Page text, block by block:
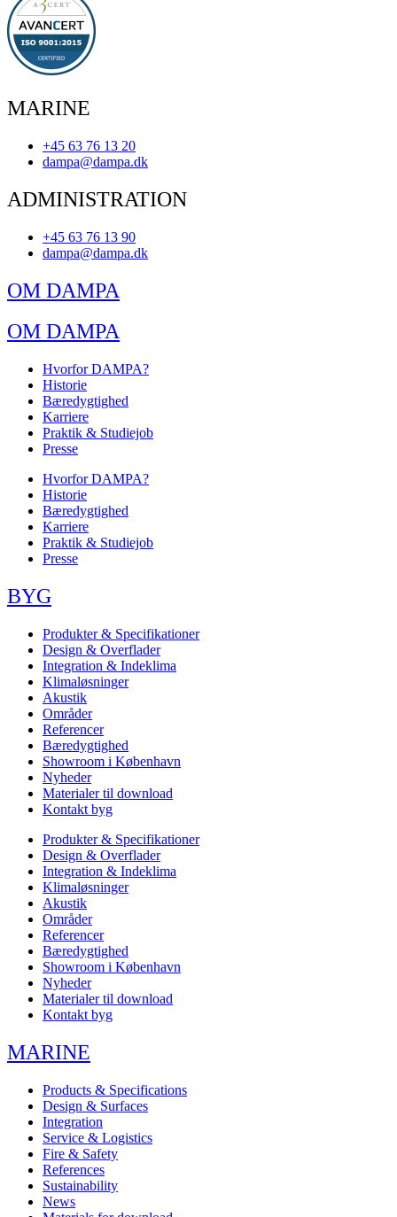
MARINE
+45 63 76 13 20
dampa@dampa.dk
ADMINISTRATION
+45 63 76 13 90
dampa@dampa.dk
OM DAMPA
OM DAMPA
Hvorfor DAMPA?
Historie
Bæredygtighed
Karriere
Praktik & Studiejob
Presse
Hvorfor DAMPA?
Historie
Bæredygtighed
Karriere
Praktik & Studiejob
Presse
BYG
Produkter & Specifikationer
Design & Overflader
Integration & Indeklima
Klimaløsninger
Akustik
Områder
Referencer
Bæredygtighed
Showroom i København
Nyheder
Materialer til download
Kontakt byg
Produkter & Specifikationer
Design & Overflader
Integration & Indeklima
Klimaløsninger
Akustik
Områder
Referencer
Bæredygtighed
Showroom i København
Nyheder
Materialer til download
Kontakt byg
MARINE
Products & Specifications
Design & Surfaces
Integration
Service & Logistics
Fire & Safety
References
Sustainability
News